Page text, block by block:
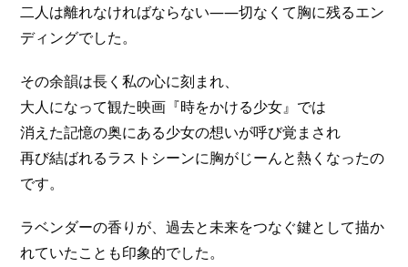
二人は離れなければならない――切なくて胸に残るエン
ディングでした。
その余韻は長く私の心に刻まれ、
大人になって観た映画『時をかける少女』では
消えた記憶の奥にある少女の想いが呼び覚まされ
再び結ばれるラストシーンに胸がじーんと熱くなったの
です。
ラベンダーの香りが、過去と未来をつなぐ鍵として描か
れていたことも印象的でした。